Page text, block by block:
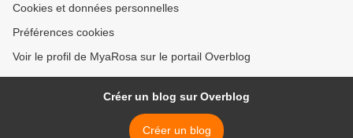
Cookies et données personnelles
Préférences cookies
Voir le profil de MyaRosa sur le portail Overblog
Créer un blog sur Overblog
Créer un blog